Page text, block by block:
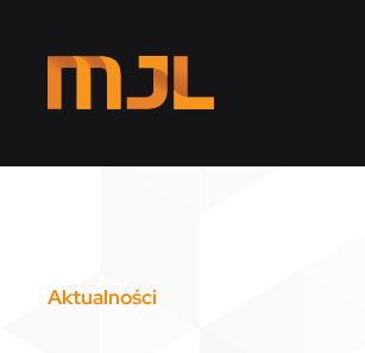
Przejdź do głównej treści
Aktualności